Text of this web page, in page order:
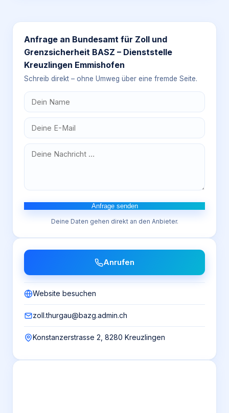
Anfrage an Bundesamt für Zoll und
Grenzsicherheit BASZ – Dienststelle
Kreuzlingen Emmishofen
Schreib direkt – ohne Umweg über eine fremde Seite.
Anfrage senden
Deine Daten gehen direkt an den Anbieter.
Anrufen
Website besuchen
zoll.thurgau@bazg.admin.ch
Konstanzerstrasse 2, 8280 Kreuzlingen